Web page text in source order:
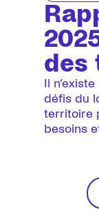
des
Il
défis du
territoire
besoins
rapport
ses